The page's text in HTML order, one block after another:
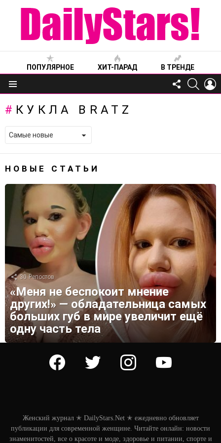
ПОПУЛЯРНОЕ ХИТ-ПАРАД В ТРЕНДЕ
Меню
FOLLOW
US
КУКЛА BRATZ
НОВЫЕ СТАТЬИ
30 Репостов
«Меня не беспокоит мнение
других!» — обладательница самых
больших губ в мире увеличит ещё
одну часть тела
facebook twitter instagram youtube
Женский журнал ✭ DailyStars.Net ✭ ежедневно обновляет
публикации для современной женщине. Читайте онлайн: новости
знаменитостей, все о красоте и моде, здоровье и питании, спорте и